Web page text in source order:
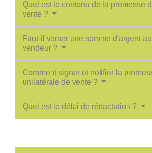
Quel est le contenu de la promesse
vente ?
Faut-il verser une somme d'argent au
vendeur ?
Comment signer et notifier la
unilatérale de vente ?
Quel est le délai de rétractation ?